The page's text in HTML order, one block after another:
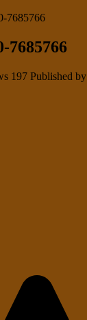
7685766
7685766
197 Published by